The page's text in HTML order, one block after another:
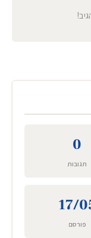
0
תגובות
17/
פורסם